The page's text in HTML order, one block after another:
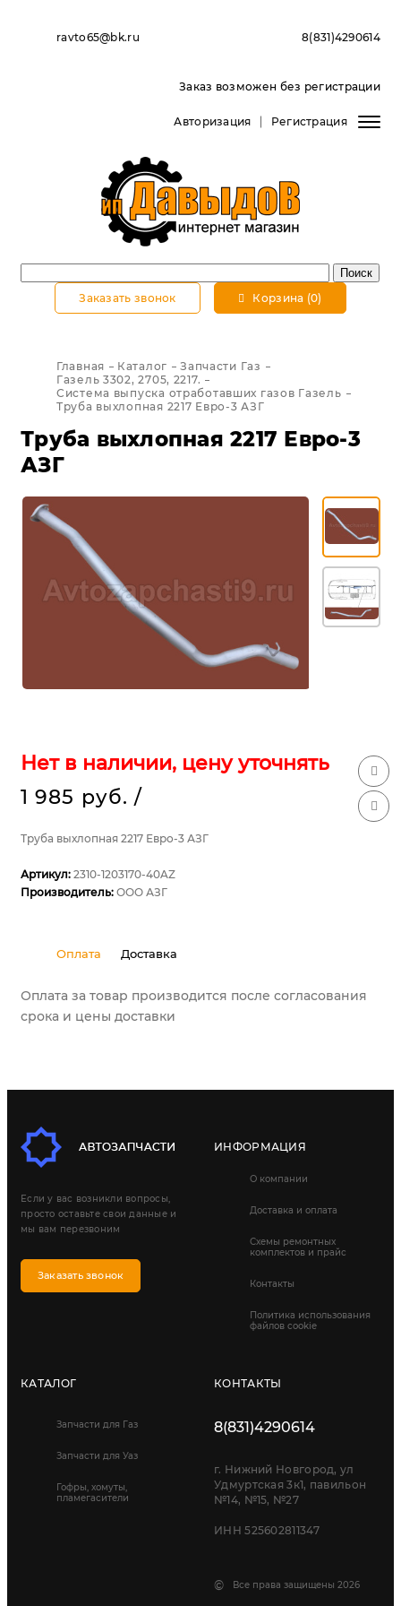
ravto65@bk.ru 8(831)4290614
Заказ возможен без регистрации
Авторизация Регистрация
Заказать звонок Корзина (0)
Главная Каталог
Запчасти Газ
Газель 3302, 2705, 2217.
Система выпуска отработавших газов Газель
Труба выхлопная 2217 Евро-3 АЗГ
Труба выхлопная 2217 Евро-3
АЗГ
Нет в наличии, цену уточнять
1 985 руб. /
Труба выхлопная 2217 Евро-3 АЗГ
Артикул: 2310-1203170-40AZ
Производитель: ООО АЗГ
Оплата Доставка
Оплата за товар производится после согласования
срока и цены доставки
Если у вас возникли вопросы,
просто оставьте свои данные и
мы вам перезвоним
Заказать звонок
ИНФОРМАЦИЯ
О компании
Доставка и оплата
Схемы ремонтных
комплектов и прайс
Контакты
Политика использования
файлов cookie
КАТАЛОГ
Запчасти для Газ
Запчасти для Уаз
Гофры, хомуты,
пламегасители
КОНТАКТЫ
8(831)4290614
г. Нижний Новгород, ул
Удмуртская 3к1, павильон
№14, №15, №27
ИНН 525602811347
© Все права защищены 2026